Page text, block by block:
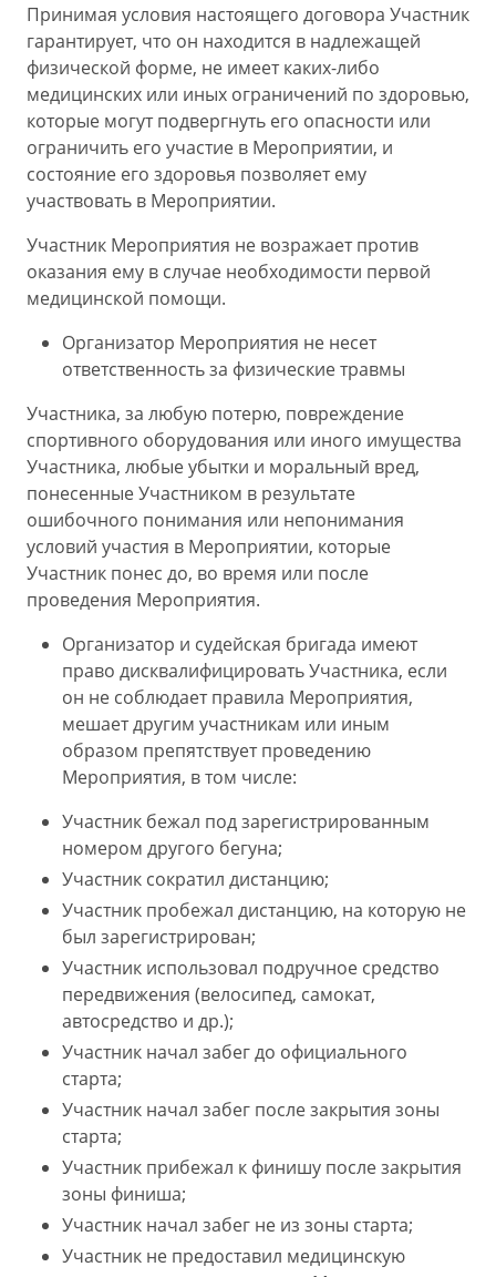
Принимая условия настоящего договора Участник
гарантирует, что он находится в надлежащей
физической форме, не имеет каких-либо
медицинских или иных ограничений по здоровью,
которые могут подвергнуть его опасности или
ограничить его участие в Мероприятии, и
состояние его здоровья позволяет ему
участвовать в Мероприятии.
Участник Мероприятия не возражает против
оказания ему в случае необходимости первой
медицинской помощи.
Организатор Мероприятия не несет
ответственность за физические травмы
Участника, за любую потерю, повреждение
спортивного оборудования или иного имущества
Участника, любые убытки и моральный вред,
понесенные Участником в результате
ошибочного понимания или непонимания
условий участия в Мероприятии, которые
Участник понес до, во время или после
проведения Мероприятия.
Организатор и судейская бригада имеют
право дисквалифицировать Участника, если
он не соблюдает правила Мероприятия,
мешает другим участникам или иным
образом препятствует проведению
Мероприятия, в том числе:
Участник бежал под зарегистрированным
номером другого бегуна;
Участник сократил дистанцию;
Участник пробежал дистанцию, на которую не
был зарегистрирован;
Участник использовал подручное средство
передвижения (велосипед, самокат,
автосредство и др.);
Участник начал забег до официального
старта;
Участник начал забег после закрытия зоны
старта;
Участник прибежал к финишу после закрытия
зоны финиша;
Участник начал забег не из зоны старта;
Участник не предоставил медицинскую